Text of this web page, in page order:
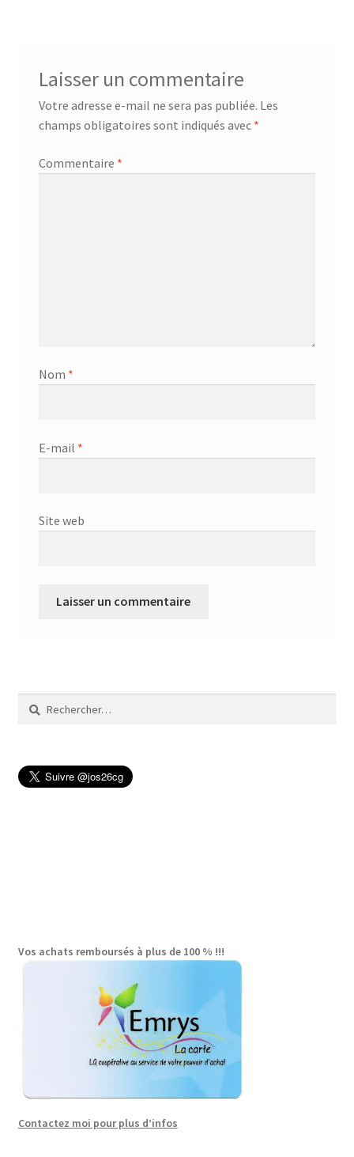
Laisser un commentaire
Votre adresse e-mail ne sera pas publiée. Les
champs obligatoires sont indiqués avec *
Commentaire *
Nom *
E-mail *
Site web
Rechercher :
Vos achats remboursés à plus de 100 % !!!
Contactez moi pour plus d’infos